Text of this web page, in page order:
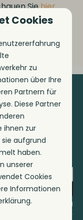
Siehier
und
gelten.
Cookies
zu
über Ihre
Partnern für
Diese Partner
ihnen zur
aufgrund
haben.
unserer
Cookies
Informationen